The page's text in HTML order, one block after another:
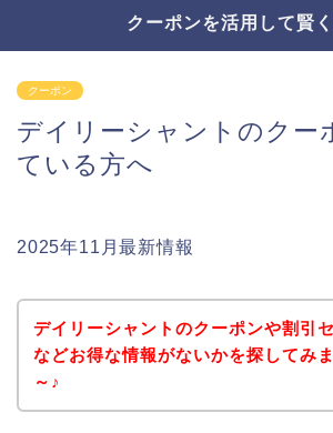
クーポンを活用して賢
クーポン
デイリーシャントのクー
ている方へ
2025年11月最新情報
デイリーシャントのクーポンや割引
などお得な情報がないかを探してみ
～♪